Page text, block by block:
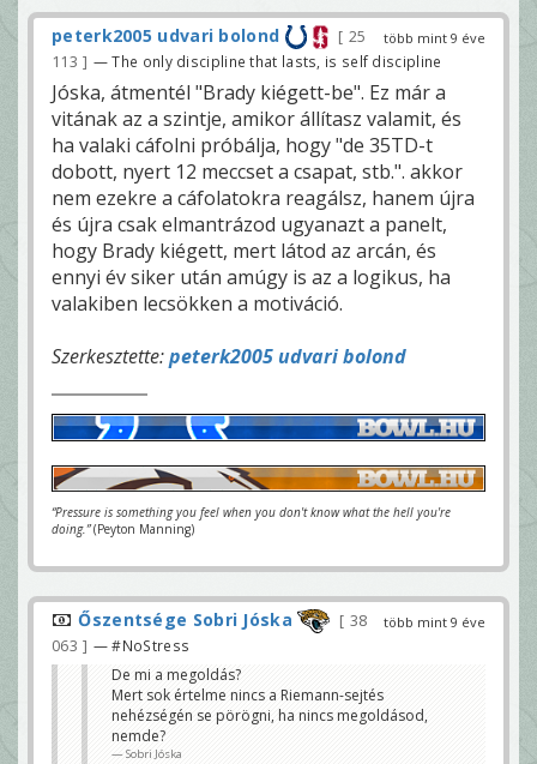
több mint 9 éve
peterk2005 udvari bolond
25
113
— The only discipline that lasts, is self discipline
Jóska, átmentél "Brady kiégett-be". Ez már a
vitának az a szintje, amikor állítasz valamit, és
ha valaki cáfolni próbálja, hogy "de 35TD-t
dobott, nyert 12 meccset a csapat, stb.". akkor
nem ezekre a cáfolatokra reagálsz, hanem újra
és újra csak elmantrázod ugyanazt a panelt,
hogy Brady kiégett, mert látod az arcán, és
ennyi év siker után amúgy is az a logikus, ha
valakiben lecsökken a motiváció.
Szerkesztette:peterk2005 udvari bolond
“Pressure is something you feel when you don't know what the hell you're
doing.”(Peyton Manning)
több mint 9 éve
Őszentsége Sobri Jóska
38
063
— #NoStress
De mi a megoldás?
Mert sok értelme nincs a Riemann-sejtés
nehézségén se pörögni, ha nincs megoldásod,
nemde?
Sobri Jóska